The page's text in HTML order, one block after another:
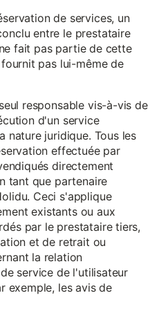
de services, un
entre le prestataire
fait pas partie de cette
pas lui-même de
responsable vis-à-vis de
d'un service
nature juridique. Tous les
effectuée par
directement
tant que partenaire
Ceci s'applique
existants ou aux
par le prestataire tiers,
et de retrait ou
la relation
service de l'utilisateur
exemple, les avis de